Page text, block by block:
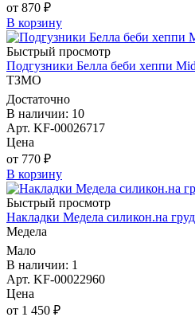
от 870 ₽
В корзину
Быстрый просмотр
Подгузники Белла беби хеппи
ТЗМО
Достаточно
В наличии: 10
Арт. KF-00026717
Цена
от 770 ₽
В корзину
Быстрый просмотр
Накладки Медела силикон.на
Медела
Мало
В наличии: 1
Арт. KF-00022960
Цена
от 1 450 ₽